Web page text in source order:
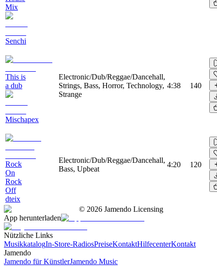
Mix
Senchi
This is
a dub
Mischapex
Electronic/Dub/Reggae/Dancehall,
Strings, Bass, Horror, Technology,
Strange
4:38 140
Rock
On
Rock
Off
dteix
Electronic/Dub/Reggae/Dancehall,
Bass, Upbeat
4:20 120
© 2026 Jamendo Licensing
App herunterladen
Nützliche Links
MusikkatalogIn-Store-RadiosPreiseKontaktHilfecenterKontakt
Jamendo
Jamendo für KünstlerJamendo Music